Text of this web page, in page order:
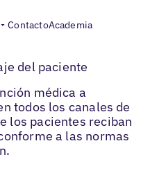
ContactoAcademia
del paciente
médica a
todos los canales de
los pacientes reciban
a las normas